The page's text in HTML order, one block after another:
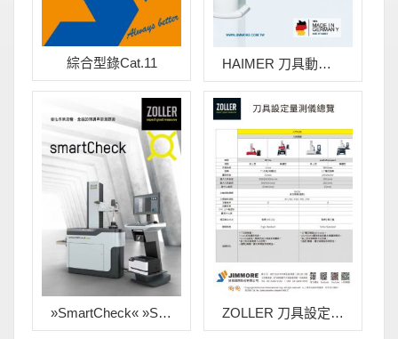
綜合型錄Cat.11 HAIMER 刀具動平衡機
»smartCheck« »smileCheck« 精密刀具量測儀 ZOLLER 刀具設定量測儀 - 全系列規格比較總覽